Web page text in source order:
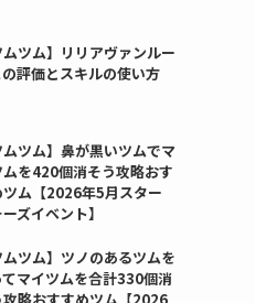
ムツム】リリアヴァンルー
の評価とスキルの使い方
ムツム】鼻が黒いツムでマ
ムを420個消そう攻略おす
ム【2026年5月スター
ズイベント】
ムツム】ツノのあるツムを
マイツムを合計330個消